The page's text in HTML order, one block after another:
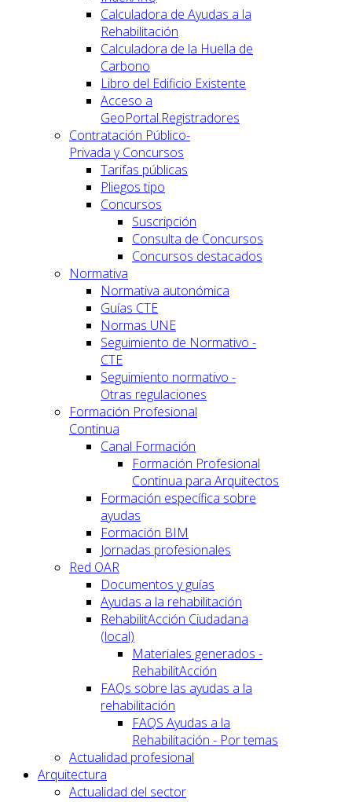
Calculadora de Ayudas a la
Rehabilitación
Calculadora de la Huella de
Carbono
Libro del Edificio Existente
Acceso a
GeoPortal.Registradores
Contratación Público-
Privada y Concursos
Tarifas públicas
Pliegos tipo
Concursos
Suscripción
Consulta de Concursos
Concursos destacados
Normativa
Normativa autonómica
Guías CTE
Normas UNE
Seguimiento de Normativo -
CTE
Seguimiento normativo -
Otras regulaciones
Formación Profesional
Continua
Canal Formación
Formación Profesional
Continua para Arquitectos
Formación específica sobre
ayudas
Formación BIM
Jornadas profesionales
Red OAR
Documentos y guías
Ayudas a la rehabilitación
RehabilitAcción Ciudadana
(local)
Materiales generados -
RehabilitAcción
FAQs sobre las ayudas a la
rehabilitación
FAQS Ayudas a la
Rehabilitación - Por temas
Actualidad profesional
Arquitectura
Actualidad del sector